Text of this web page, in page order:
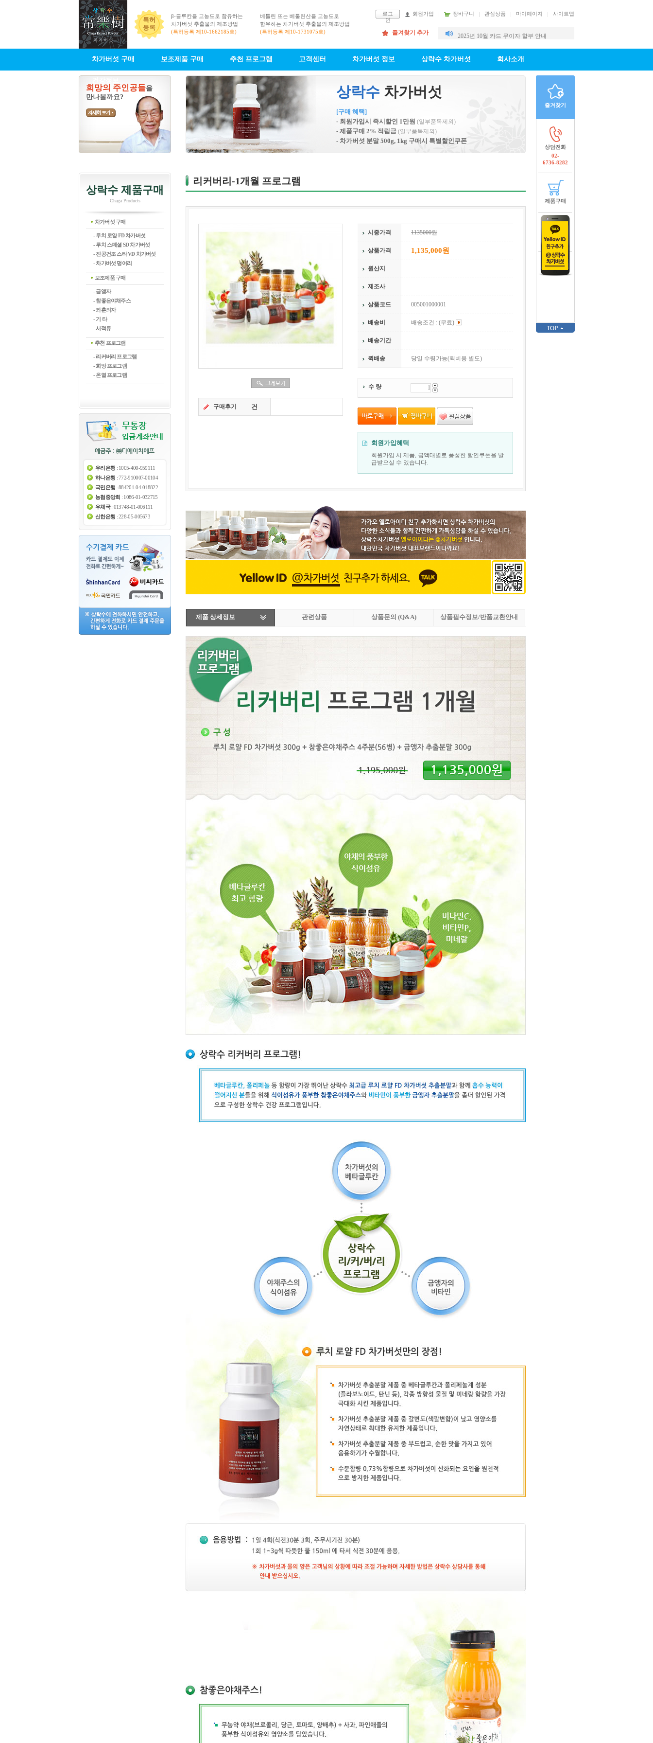
즐겨찾기
상담전화
02-
6736-8282
제품구매
특허
등록
β-글루칸을 고농도로 함유하는
차가버섯 추출물의 제조방법
(특허등록 제10-1662185호)
베툴린 또는 베툴린산을 고농도로
함유하는 차가버섯 추출물의 제조방법
(특허등록 제10-1731075호)
로그
인
회원가입 장바구니 관심상품 마이페이지 사이트맵
즐겨찾기 추가
2025년 9월 카드 무이자 할부 안내
차가버섯 구매 보조제품 구매 추천 프로그램 고객센터 차가버섯 정보 상락수 차가버섯 회사소개
희망의 주인공들을
만나볼까요?
상락수 차가버섯
[구매 혜택]
- 회원가입시 즉시할인 1만원 (일부품목제외)
- 제품구매 2% 적립금 (일부품목제외)
- 차가버섯 분말 500g, 1kg 구매시 특별할인쿠폰
상락수 제품구매
Chaga Products
차가버섯 구매
- 루치 로얄 FD 차가버섯
- 루치 스페셜 SD 차가버섯
- 진공건조 스타 VD 차가버섯
- 차가버섯 덩어리
보조제품 구매
- 금앵자
- 참좋은야채주스
- 좌훈의자
- 기 타
- 서적류
추천 프로그램
- 리커버리 프로그램
- 희망 프로그램
- 온열 프로그램
우리은행 : 1005-400-959111
하나은행 : 772-910007-00104
국민은행 : 884201-04-018822
농협중앙회 : 1086-01-032715
우체국: 013748-01-006111
신한은행 : 228-05-005673
리커버리-1개월 프로그램
구매후기 건
시중가격 1135000원
상품가격 1,135,000원
원산지
제조사
상품코드 005001000001
배송비 배송조건 : (무료)
배송기간
퀵배송 당일 수령가능(퀵비용 별도)
수 량
회원가입혜택
회원가입 시 제품, 금액대별로 풍성한 할인쿠폰을 발
급받으실 수 있습니다.
제품 상세정보 관련상품 상품문의 (Q&A) 상품필수정보/반품교환안내